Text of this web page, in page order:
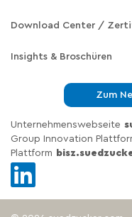
Download Center /
Insights & Broschüren
Zum
Unternehmenswebseite
Group Innovation
Plattform